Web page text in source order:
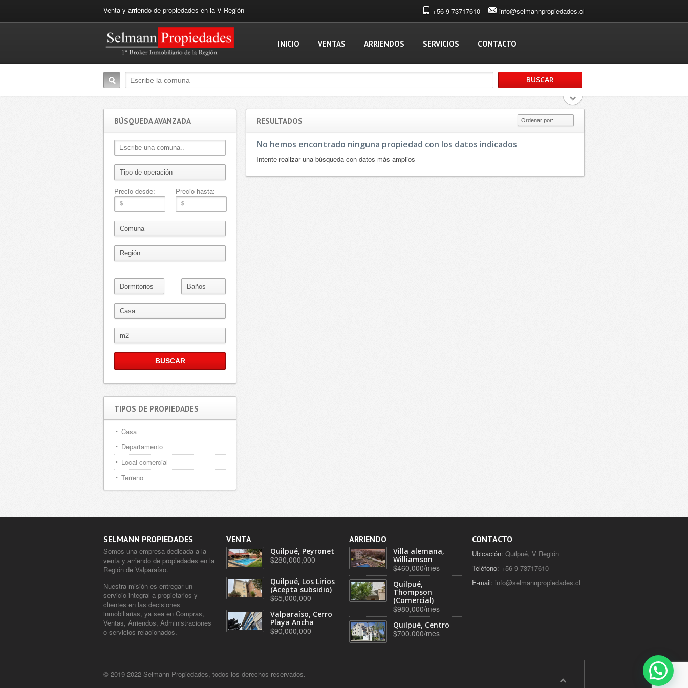
Venta y arriendo de propiedades en la V Región +56 9 73717610 info@selmannpropiedades.cl
INICIO VENTAS ARRIENDOS SERVICIOS CONTACTO
RESULTADOS
No hemos encontrado ninguna propiedad con los datos indicados
Intente realizar una búsqueda con datos más amplios
BÚSQUEDA AVANZADA
Precio desde: Precio hasta:
TIPOS DE PROPIEDADES
Casa
Departamento
Local comercial
Terreno
SELMANN PROPIEDADES
Somos una empresa dedicada a la
venta y arriendo de propiedades en la
Región de Valparaíso.
Nuestra misión es entregar un
servicio integral a propietarios y
clientes en las decisiones
inmobiliarias, ya sea en Compras,
Ventas, Arriendos, Administraciones
o servicios relacionados.
VENTA
Quilpué, Peyronet
$280,000,000
Quilpué, Los Lirios
(Acepta subsidio)
$65,000,000
Valparaíso, Cerro
Playa Ancha
$90,000,000
ARRIENDO
Villa alemana,
Williamson
$460,000/mes
Quilpué,
Thompson
(Comercial)
$980,000/mes
Quilpué, Centro
$700,000/mes
CONTACTO
Ubicación: Quilpué, V Región
Teléfono: +56 9 73717610
E-mail: info@selmannpropiedades.cl
© 2019-2022 Selmann Propiedades, todos los derechos reservados.